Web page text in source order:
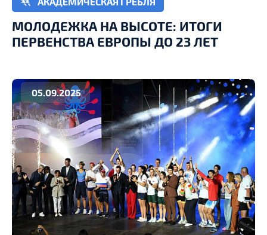
МОЛОДЕЖКА НА ВЫСОТЕ: ИТОГИ
ПЕРВЕНСТВА ЕВРОПЫ ДО 23 ЛЕТ
05.09.2025